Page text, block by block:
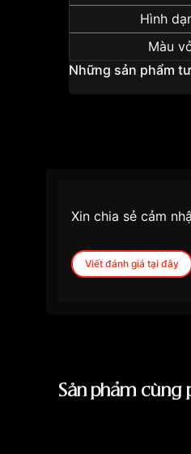
Hình
Màu
Những sản phẩm
Xin chia sẻ cảm
Viết đánh giá tại đây
Sản phẩm cùng